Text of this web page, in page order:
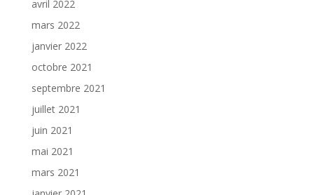
avril 2022
mars 2022
janvier 2022
octobre 2021
septembre 2021
juillet 2021
juin 2021
mai 2021
mars 2021